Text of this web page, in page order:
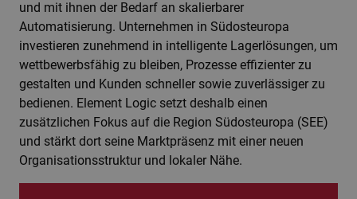
und mit ihnen der Bedarf an skalierbarer
Automatisierung. Unternehmen in Südosteuropa
investieren zunehmend in intelligente Lagerlösungen, um
wettbewerbsfähig zu bleiben, Prozesse effizienter zu
gestalten und Kunden schneller sowie zuverlässiger zu
bedienen. Element Logic setzt deshalb einen
zusätzlichen Fokus auf die Region Südosteuropa (SEE)
und stärkt dort seine Marktpräsenz mit einer neuen
Organisationsstruktur und lokaler Nähe.